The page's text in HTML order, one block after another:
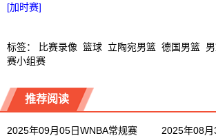
[加时赛]
标签： 比赛录像 篮球 立陶宛男篮 德国男篮
赛小组赛
推荐阅读
2025年09月05日WNBA常规赛
2025年08